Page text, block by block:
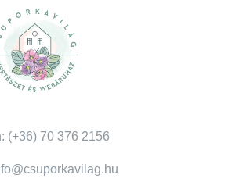
(+36) 70 376 2156